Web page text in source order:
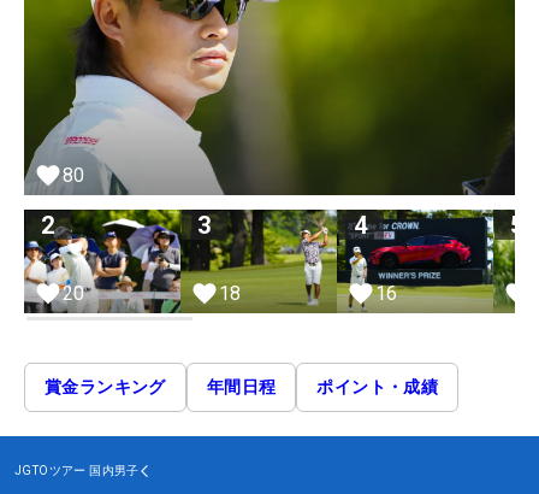
80
2
20
3
18
4
16
5
賞金ランキング 年間日程 ポイント・成績
JGTOツアー 国内男子